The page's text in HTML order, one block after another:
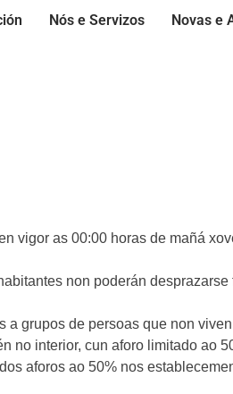
Nós e Servizos Novas e
vigor as 00:00 horas de mañá
non poderán
grupos de persoas que non
no interior, cun aforo limitado ao
aforos ao 50% nos